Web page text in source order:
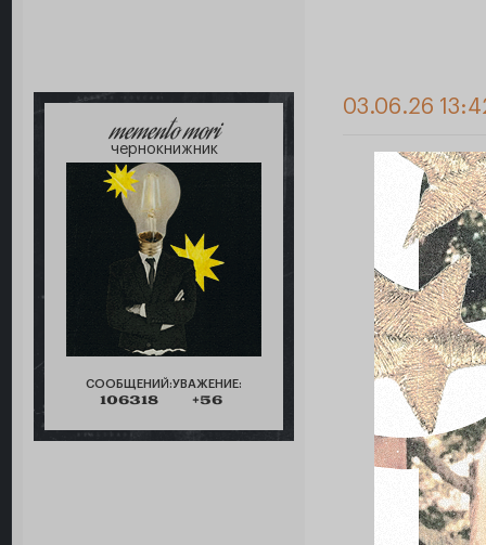
memento mori
чернокнижник
СООБЩЕНИЙ:
106318
УВАЖЕНИЕ:
+56
03.06.26